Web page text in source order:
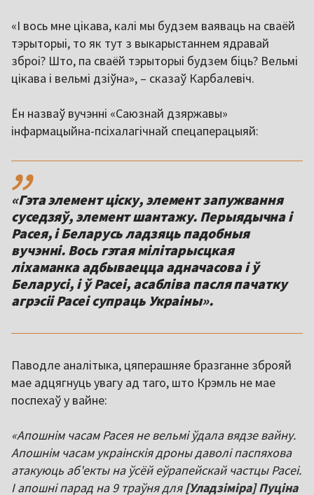
«І вось мне цікава, калі мы будзем ваяваць на сваёй
тэрыторыі, то як тут з выкарыстаннем ядравай
зброі? Што, па сваёй тэрыторыі будзем біць? Вельмі
цікава і вельмі дзіўна», – сказаў Карбалевіч.
Ён назваў вучэнні «Саюзнай дзяржавы»
інфармацыйна-псіхалагічнай спецаперацыяй:
,,
«Гэта элемент ціску, элемент запужвання
суседзяў, элемент шантажу. Перыядычна і
Расея, і Беларусь ладзяць падобныя
вучэнні. Вось гэтая мілітарысцкая
ліхаманка адбываецца адначасова і ў
Беларусі, і ў Расеі, асабліва пасля пачатку
агрэсіі Расеі супраць Украіны».
Паводле аналітыка, цяперашняе бразганне зброяй
мае адцягнуць увагу ад таго, што Крэмль не мае
поспехаў у вайне:
«Апошнім часам Расея не вельмі ўдала вядзе вайну.
Апошнім часам украінскія дроны даволі паспяхова
атакуюць аб'екты на ўсёй еўрапейскай частцы Расеі.
І апошні парад на 9 траўня для[Уладзіміра] Пуціна